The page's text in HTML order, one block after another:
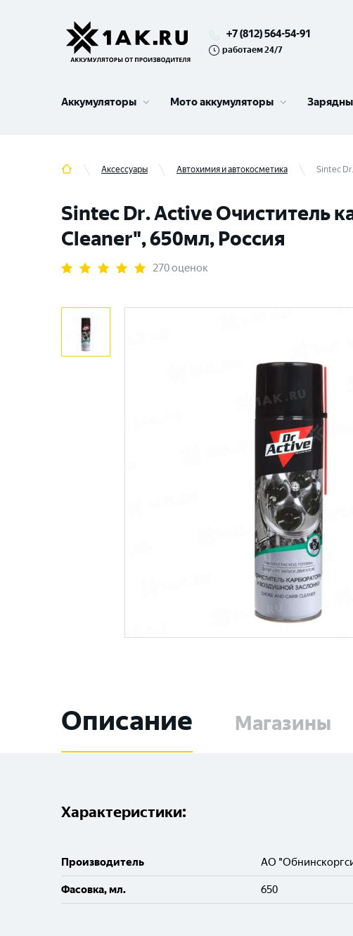
+7 (812) 564-54-91
работаем 24/7
Аккумуляторы Мото аккумуляторы
Аксессуары Автохимия и автокосметика Sintec
Sintec Dr. Active Очиститель
Cleaner", 650мл, Россия
270 оценок
Описание Магазины
Характеристики:
Производитель АО
Фасовка, мл. 650